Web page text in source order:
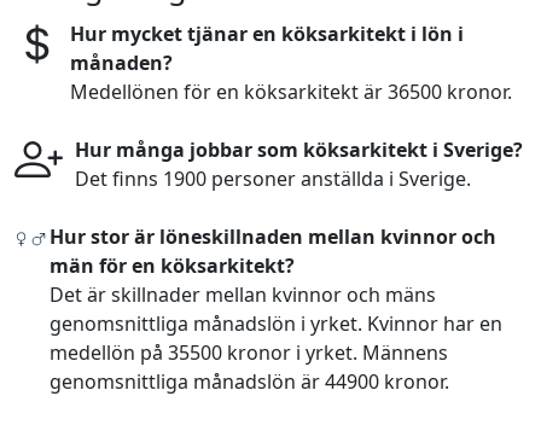
Hur mycket tjänar en köksarkitekt i lön i
månaden?
Medellönen för en köksarkitekt är 36500 kronor.
Hur många jobbar som köksarkitekt i Sverige?
Det finns 1900 personer anställda i Sverige.
Hur stor är löneskillnaden mellan kvinnor och
män för en köksarkitekt?
Det är skillnader mellan kvinnor och mäns
genomsnittliga månadslön i yrket. Kvinnor har en
medellön på 35500 kronor i yrket. Männens
genomsnittliga månadslön är 44900 kronor.